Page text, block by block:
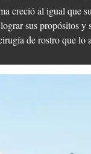
creció al igual que
sus propósitos
de rostro que lo